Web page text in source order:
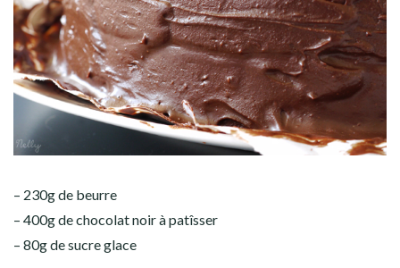
– 230g de beurre
– 400g de chocolat noir à patîsser
– 80g de sucre glace